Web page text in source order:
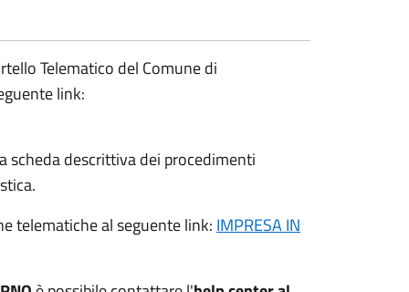
Telematico del Comune di
link:
scheda descrittiva dei procedimenti
telematiche al seguente link: IMPRESA IN